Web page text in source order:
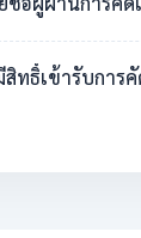
สิทธิ์เข้ารับกา